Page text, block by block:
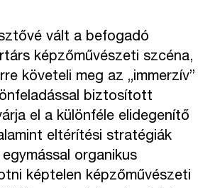
vált a befogadó
képzőművészeti szcéna,
követeli meg az „immerzív”
biztosított
el a különféle elidegenítő
eltérítési stratégiák
organikus
képtelen képzőművészeti